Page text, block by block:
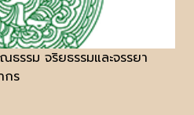
ธรรม จริยธรรมและจรรยา
กร